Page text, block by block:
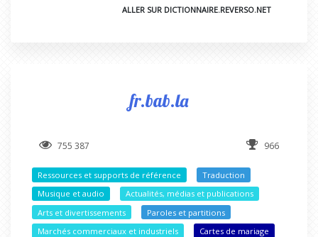
ALLER SUR DICTIONNAIRE.REVERSO.NET
fr.bab.la
755 387 966
Ressources et supports de référence
Traduction
Musique et audio
Actualités, médias et publications
Arts et divertissements
Paroles et partitions
Marchés commerciaux et industriels
Cartes de mariage